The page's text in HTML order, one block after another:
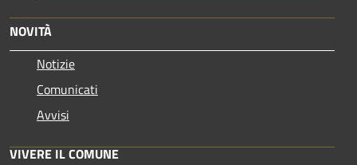
NOVITÀ
Notizie
Comunicati
Avvisi
VIVERE IL COMUNE